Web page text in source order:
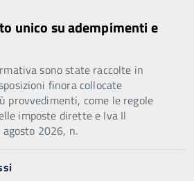
unico su adempimenti e
sono state raccolte in
finora collocate
provvedimenti, come le regole
imposte dirette e Iva Il
2026, n.